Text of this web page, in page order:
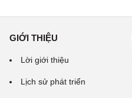
GIỚI THIỆU
Lời giới thiệu
Lịch sử phát triển